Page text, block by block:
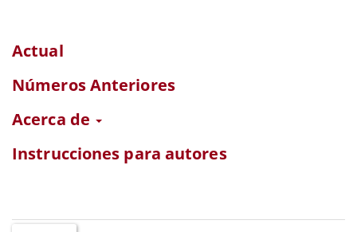
Actual
Números Anteriores
Acerca de
Instrucciones para autores